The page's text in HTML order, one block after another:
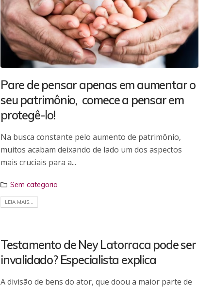
Pare de pensar apenas em aumentar o
seu patrimônio, comece a pensar em
protegê-lo!
Na busca constante pelo aumento de patrimônio,
muitos acabam deixando de lado um dos aspectos
mais cruciais para a...
Sem categoria
LEIA MAIS...
Testamento de Ney Latorraca pode ser
invalidado? Especialista explica
A divisão de bens do ator, que doou a maior parte de